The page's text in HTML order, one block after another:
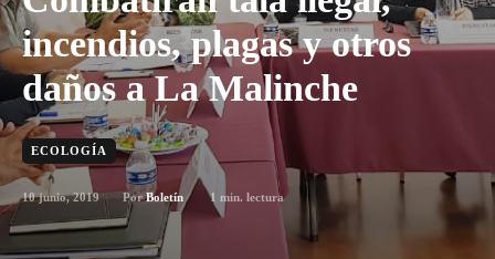
incendios, plagas y otros
daños a La Malinche
ECOLOGÍA
10 junio, 2019 Por Boletín 1 min. lectura